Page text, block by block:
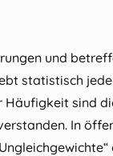
und
statistisch
Häufigkeit sind
In